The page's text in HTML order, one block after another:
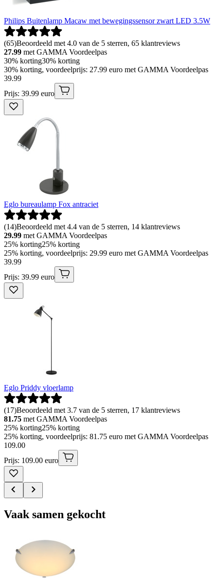
Philips Buitenlamp Macaw met bewegingssensor zwart LED 3.5W
(65)Beoordeeld met 4.0 van de 5 sterren, 65 klantreviews
27.99 met GAMMA Voordeelpas
30% korting30% korting
30% korting, voordeelprijs: 27.99 euro met GAMMA Voordeelpas
39.99
Prijs: 39.99 euro
Eglo bureaulamp Fox antraciet
(14)Beoordeeld met 4.4 van de 5 sterren, 14 klantreviews
29.99 met GAMMA Voordeelpas
25% korting25% korting
25% korting, voordeelprijs: 29.99 euro met GAMMA Voordeelpas
39.99
Prijs: 39.99 euro
Eglo Priddy vloerlamp
(17)Beoordeeld met 3.7 van de 5 sterren, 17 klantreviews
81.75 met GAMMA Voordeelpas
25% korting25% korting
25% korting, voordeelprijs: 81.75 euro met GAMMA Voordeelpas
109.00
Prijs: 109.00 euro
Vaak samen gekocht